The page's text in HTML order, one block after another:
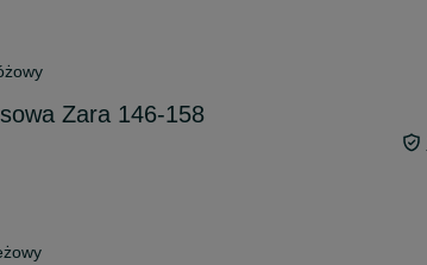
Zara 146-158